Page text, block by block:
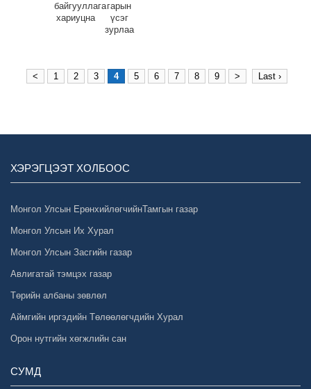
байгууллага
хариуцна
гарын
үсэг
зурлаа
< 1 2 3 4 5 6 7 8 9 > Last ›
ХЭРЭГЦЭЭТ ХОЛБООС
Монгол Улсын ЕрөнхийлөгчийнТамгын газар
Монгол Улсын Их Хурал
Монгол Улсын Засгийн газар
Авлигатай тэмцэх газар
Төрийн албаны зөвлөл
Аймгийн иргэдийн Төлөөлөгчдийн Хурал
Орон нутгийн хөгжлийн сан
СУМД